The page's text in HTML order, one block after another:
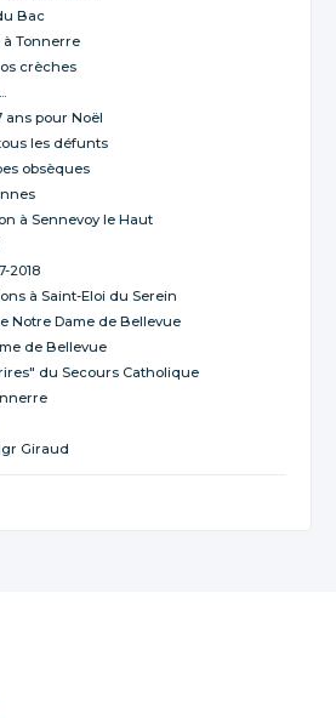
Bac
Tonnerre
crèches
ans pour Noël
les défunts
obsèques
à Sennevoy le Haut
2018
à Saint-Eloi du Serein
Notre Dame de Bellevue
de Bellevue
du Secours Catholique
Giraud